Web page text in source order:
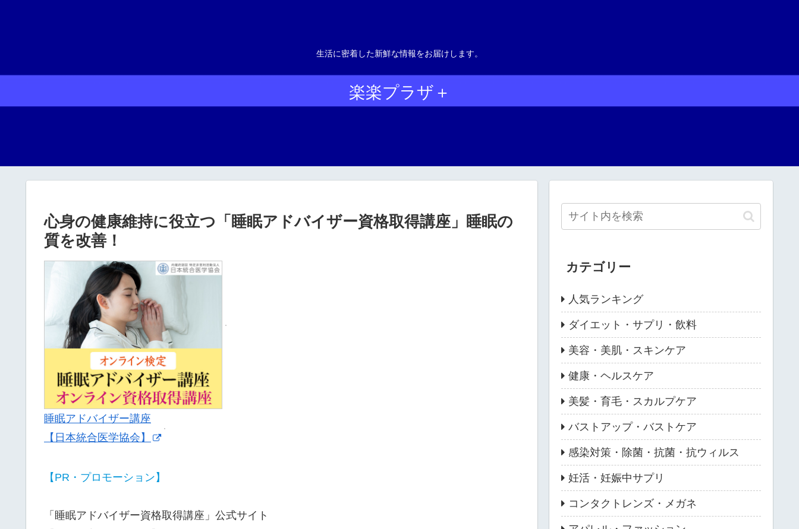
生活に密着した新鮮な情報をお届けします。
楽楽プラザ＋
心身の健康維持に役立つ「睡眠アドバイザー資格取得講座」睡眠の
質を改善！
睡眠アドバイザー講座
【日本統合医学協会】
【PR・プロモーション】
「睡眠アドバイザー資格取得講座」公式サイト
カテゴリー
人気ランキング
ダイエット・サプリ・飲料
美容・美肌・スキンケア
健康・ヘルスケア
美髪・育毛・スカルプケア
バストアップ・バストケア
感染対策・除菌・抗菌・抗ウィルス
妊活・妊娠中サプリ
コンタクトレンズ・メガネ